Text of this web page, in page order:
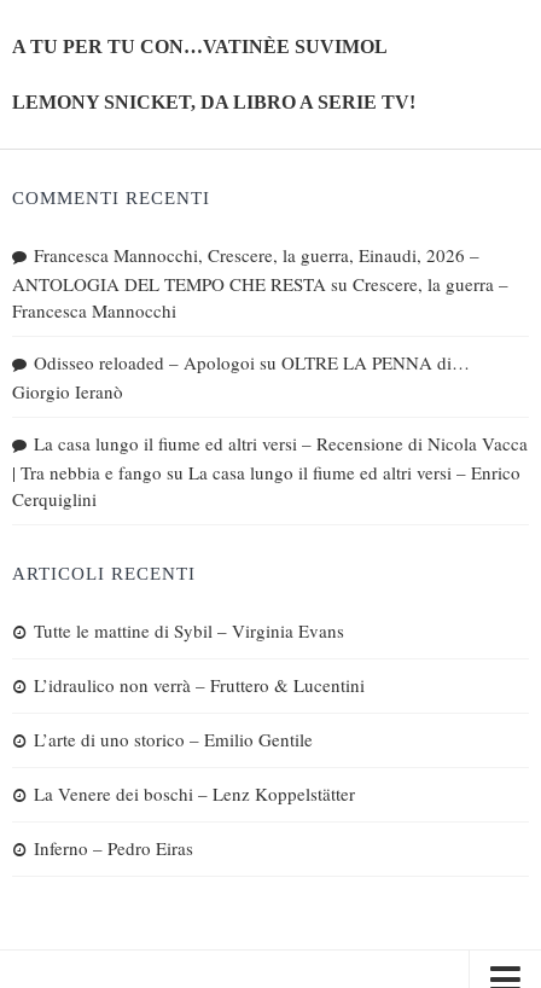
A TU PER TU CON…VATINÈE SUVIMOL
LEMONY SNICKET, DA LIBRO A SERIE TV!
COMMENTI RECENTI
Francesca Mannocchi, Crescere, la guerra, Einaudi, 2026 –
ANTOLOGIA DEL TEMPO CHE RESTA su Crescere, la guerra –
Francesca Mannocchi
Odisseo reloaded – Apologoi su OLTRE LA PENNA di…
Giorgio Ieranò
La casa lungo il fiume ed altri versi – Recensione di Nicola Vacca
| Tra nebbia e fango su La casa lungo il fiume ed altri versi – Enrico
Cerquiglini
ARTICOLI RECENTI
Tutte le mattine di Sybil – Virginia Evans
L’idraulico non verrà – Fruttero & Lucentini
L’arte di uno storico – Emilio Gentile
La Venere dei boschi – Lenz Koppelstätter
Inferno – Pedro Eiras